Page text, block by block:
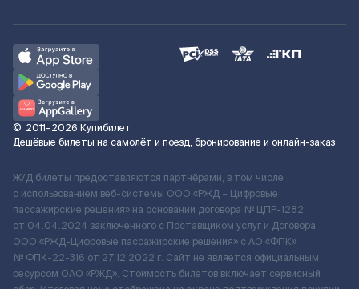
© 2011–2026 Купибилет
Дешёвые билеты на самолёт и поезд, бронирование и онлайн-заказ
Ж/Д билеты предоставляются партнёрами, в том числе
с использованием веб-системы ООО «РЖД – Цифровые
пассажирские решения» на основании договора № ЦПР-1282
от 04.04.2024 заключенного с Поставщиком услуг и Договора
ООО «РЖД-Цифровые пассажирские решения» c АО «ФПК»
№ ФПК-22-316 от 27.12.2022 г. Сайт не является официальным
ресурсом ОАО «РЖД». Стоимость билетов включает сервисный